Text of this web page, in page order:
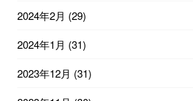
2024年2月 (29)
2024年1月 (31)
2023年12月 (31)